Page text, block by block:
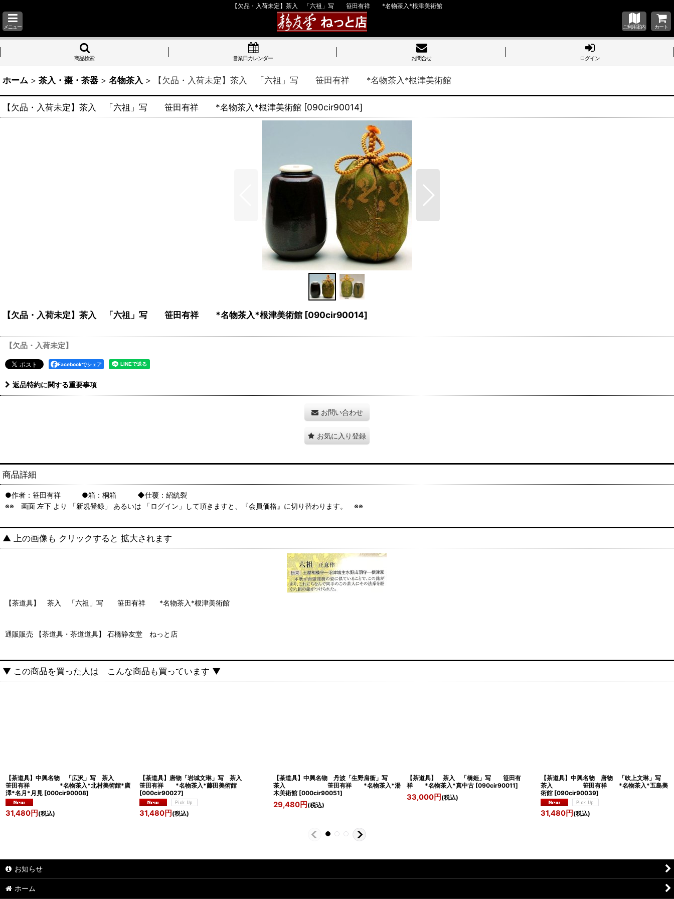
【欠品・入荷未定】茶入 「六祖」写 笹田有祥 *名物茶入*根津美術館
メニュー ご利用案内 カート
商品検索 営業日カレンダー お問合せ ログイン
ホーム > 茶入・棗・茶器 > 名物茶入 > 【欠品・入荷未定】茶入 「六祖」写 笹田有祥 *名物茶入*根津美術館
【欠品・入荷未定】茶入 「六祖」写 笹田有祥 *名物茶入*根津美術館 [090cir90014]
【欠品・入荷未定】茶入 「六祖」写 笹田有祥 *名物茶入*根津美術館 [090cir90014]
【欠品・入荷未定】
Facebookでシェア
返品特約に関する重要事項
お問い合わせ
お気に入り登録
商品詳細
●作者：笹田有祥 ●箱：桐箱 ◆仕覆：紹絖裂
※※ 画面 左下 より 「新規登録」 あるいは 「ログイン」して頂きますと、『会員価格』に切り替わります。 ※※
▲ 上の画像も クリックすると 拡大されます
【茶道具】 茶入 「六祖」写 笹田有祥 *名物茶入*根津美術館
通販販売 【茶道具・茶道道具】 石橋静友堂 ねっと店
▼ この商品を買った人は こんな商品も買っています ▼
【茶道具】中興名物 「広沢」写 茶入
笹田有祥 *名物茶入*北村美術館*廣
澤*名月*月見 [000cir90008]
31,480円 (税込)
【茶道具】唐物「岩城文琳」写 茶入
笹田有祥 *名物茶入*藤田美術館
[000cir90027]
31,480円 (税込)
【茶道具】中興名物 丹波「生野肩衝」写
茶入 笹田有祥 *名物茶入*湯
木美術館 [000cir90051]
29,480円 (税込)
【茶道具】 茶入 「橋姫」写 笹田有
祥 *名物茶入*真中古 [090cir90011]
33,000円 (税込)
【茶道具】中興名物 唐物 「吹上文琳」写
茶入 笹田有祥 *名物茶入*五島美
術館 [090cir90039]
31,480円 (税込)
お知らせ
ホーム